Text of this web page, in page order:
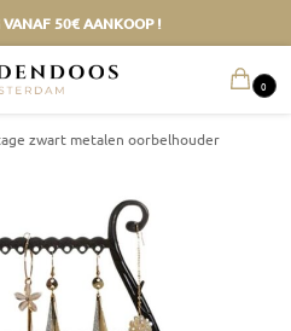
VANAF 50€ AANKOOP !
0
zwart metalen oorbelhouder